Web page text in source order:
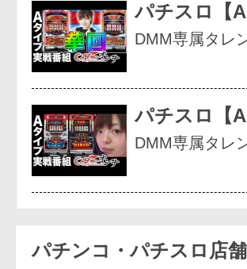
パチスロ【
DMM専属タレ
パチスロ【
DMM専属タレ
パチンコ・パチスロ店